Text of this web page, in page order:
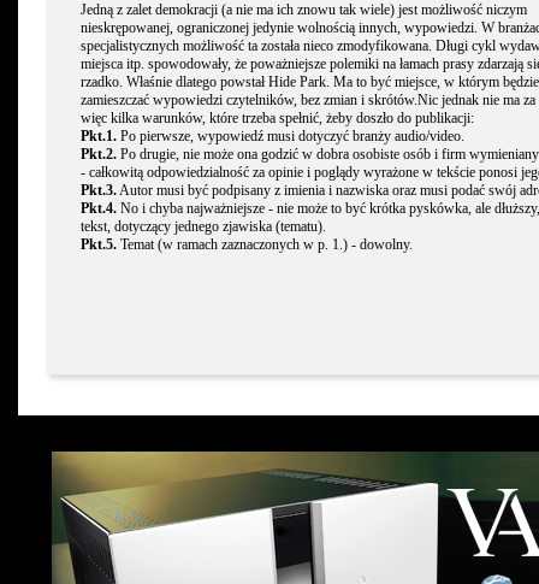
Jedną z zalet demokracji (a nie ma ich znowu tak wiele) jest możliwość niczym
nieskrępowanej, ograniczonej jedynie wolnością innych, wypowiedzi. W
specjalistycznych możliwość ta została nieco zmodyfikowana. Długi cykl
miejsca itp. spowodowały, że poważniejsze polemiki na łamach prasy zdarzają
rzadko. Właśnie dlatego powstał Hide Park. Ma to być miejsce, w którym
zamieszczać wypowiedzi czytelników, bez zmian i skrótów.Nic jednak nie ma za
więc kilka warunków, które trzeba spełnić, żeby doszło do publikacji:
Pkt.1. Po pierwsze, wypowiedź musi dotyczyć branży audio/video.
Pkt.2. Po drugie, nie może ona godzić w dobra osobiste osób i firm
- całkowitą odpowiedzialność za opinie i poglądy wyrażone w tekście ponosi
Pkt.3.Autor musi być podpisany z imienia i nazwiska oraz musi podać swój
Pkt.4. No i chyba najważniejsze - nie może to być krótka pyskówka, ale
tekst, dotyczący jednego zjawiska (tematu).
Pkt.5. Temat (w ramach zaznaczonych w p. 1.) - dowolny.